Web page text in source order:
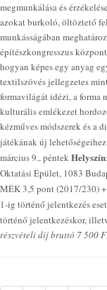
megmunkálása és
azokat burkoló, öltöztető
munkásságában
építészkongresszus
hogyan képes egy anyag
textilszövés jellegzetes
formavilágát idézi, a forma
kulturális emlékezet
kézműves módszerek és a
játékának új
március 9., péntekHelyszín
Oktatási Épület, 1083
MÉK 3,5 pont (2017/230)
1-ig történő jelentkezés
történő jelentkezéskor,
részvételi díj bruttó 7 500